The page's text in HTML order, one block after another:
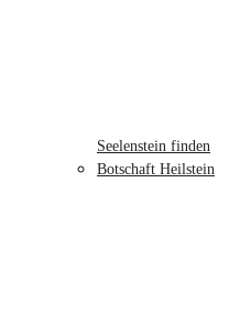
Seelenstein finden
Botschaft Heilstein